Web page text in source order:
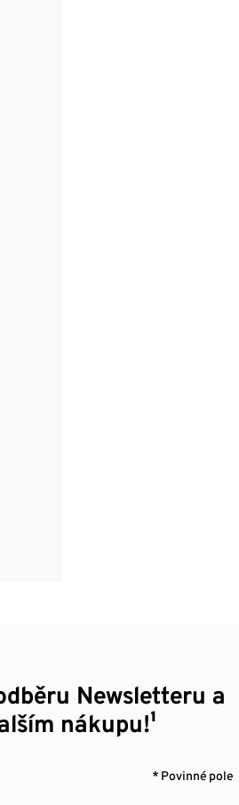
Newsletteru a
nákupu!¹
* Povinné pole